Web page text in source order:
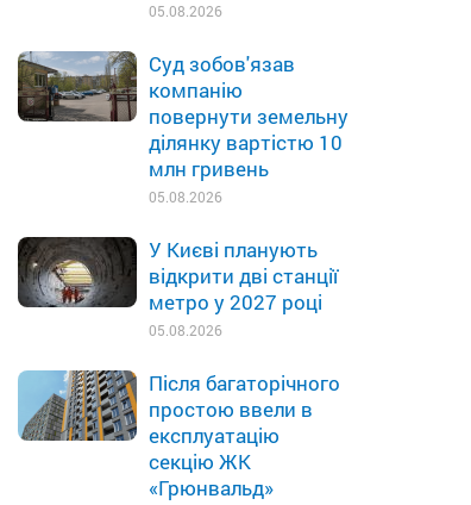
05.08.2026
Суд зобов'язав
компанію
повернути земельну
ділянку вартістю 10
млн гривень
05.08.2026
У Києві планують
відкрити дві станції
метро у 2027 році
05.08.2026
Після багаторічного
простою ввели в
експлуатацію
секцію ЖК
«Грюнвальд»